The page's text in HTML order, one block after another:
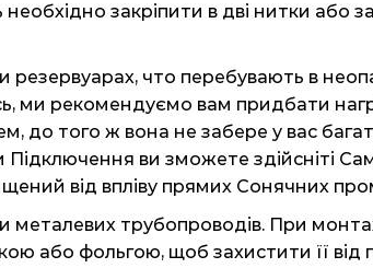
закріпити в дві нитки або
что перебувають в
ми рекомендуємо вам придбати
до того ж вона не забере у вас
ви зможете здійсніті
від впліву прямих Сонячних
металевих трубопроводів. При
або фольгою, щоб захистити її від